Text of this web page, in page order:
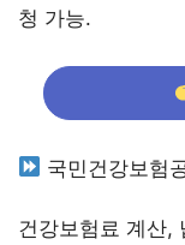
청 가능.
국민건강보험
건강보험료 계산,